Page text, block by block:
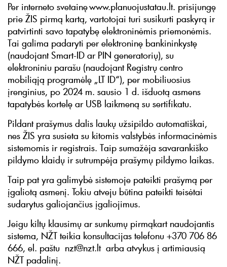
Per interneto svetainę www.planuojustatau.lt. prisijungę
prie ŽIS pirmą kartą, vartotojai turi susikurti paskyrą ir
patvirtinti savo tapatybę elektroninėmis priemonėmis.
Tai galima padaryti per elektroninę bankininkystę
(naudojant Smart-ID ar PIN generatorių), su
elektroniniu parašu (naudojant Registrų centro
mobiliąją programėlę „LT ID“), per mobiliuosius
įrenginius, po 2024 m. sausio 1 d. išduotą asmens
tapatybės kortelę ar USB laikmeną su sertifikatu.
Pildant prašymus dalis laukų užsipildo automatiškai,
nes ŽIS yra susieta su kitomis valstybės informacinėmis
sistemomis ir registrais. Taip sumažėja savarankiško
pildymo klaidų ir sutrumpėja prašymų pildymo laikas.
Taip pat yra galimybė sistemoje pateikti prašymą per
įgaliotą asmenį. Tokiu atveju būtina pateikti teisėtai
sudarytus galiojančius įgaliojimus.
Jeigu kiltų klausimų ar sunkumų pirmąkart naudojantis
sistema, NŽT teikia konsultacijas telefonu +370 706 86
666, el. paštu nzt@nzt.lt arba atvykus į artimiausią
NŽT padalinį.